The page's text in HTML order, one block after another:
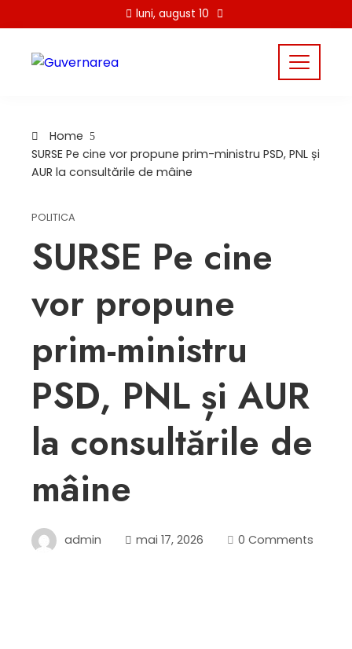
to
content
luni, august 10
Home
SURSE Pe cine vor propune prim-ministru PSD, PNL și
AUR la consultările de mâine
POLITICA
SURSE Pe cine
vor propune
prim-ministru
PSD, PNL și AUR
la consultările de
mâine
admin mai 17, 2026 0 Comments